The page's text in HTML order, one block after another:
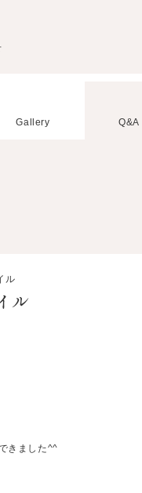
Gallery Q&A
ル
ル
きました^^